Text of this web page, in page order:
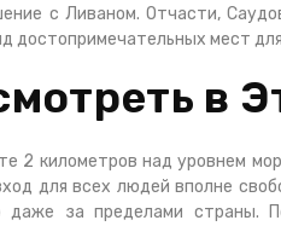
с Ливаном. Отчасти,
достопримечательных мест
в
2 километров над уровнем
для всех людей вполне
даже за пределами страны.